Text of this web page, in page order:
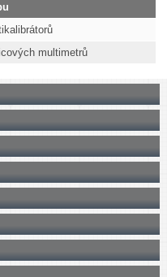
multimetrů